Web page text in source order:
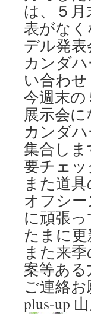
は、５
表がな
デル発
カンダ
い合わせ
今週末
展示会に
カンダ
集合し
要チェッ
また道
オフシ
に頑張っ
たまに更
また来
案等ある
ご連絡お
plus-up